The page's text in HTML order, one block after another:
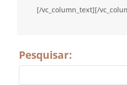
[/vc_column_text][/
Pesquisar: